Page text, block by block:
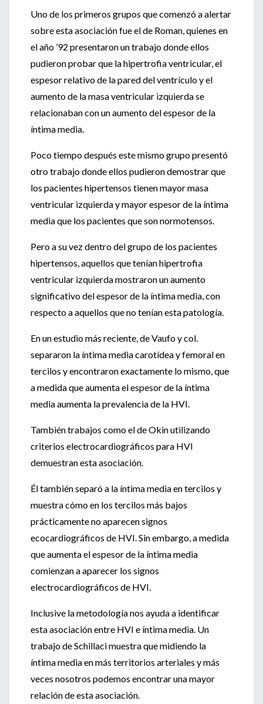
Uno de los primeros grupos que comenzó a alertar
sobre esta asociación fue el de Roman, quienes en
el año ’92 presentaron un trabajo donde ellos
pudieron probar que la hipertrofia ventricular, el
espesor relativo de la pared del ventrículo y el
aumento de la masa ventricular izquierda se
relacionaban con un aumento del espesor de la
íntima media.
Poco tiempo después este mismo grupo presentó
otro trabajo donde ellos pudieron demostrar que
los pacientes hipertensos tienen mayor masa
ventricular izquierda y mayor espesor de la íntima
media que los pacientes que son normotensos.
Pero a su vez dentro del grupo de los pacientes
hipertensos, aquellos que tenían hipertrofia
ventricular izquierda mostraron un aumento
significativo del espesor de la íntima media, con
respecto a aquellos que no tenían esta patología.
En un estudio más reciente, de Vaufo y col.
separaron la íntima media carotídea y femoral en
tercilos y encontraron exactamente lo mismo, que
a medida que aumenta el espesor de la íntima
media aumenta la prevalencia de la HVI.
También trabajos como el de Okin utilizando
criterios electrocardiográficos para HVI
demuestran esta asociación.
Él también separó a la íntima media en tercilos y
muestra cómo en los tercilos más bajos
prácticamente no aparecen signos
ecocardiográficos de HVI. Sin embargo, a medida
que aumenta el espesor de la íntima media
comienzan a aparecer los signos
electrocardiográficos de HVI.
Inclusive la metodología nos ayuda a identificar
esta asociación entre HVI e íntima media. Un
trabajo de Schillaci muestra que midiendo la
íntima media en más territorios arteriales y más
veces nosotros podemos encontrar una mayor
relación de esta asociación.